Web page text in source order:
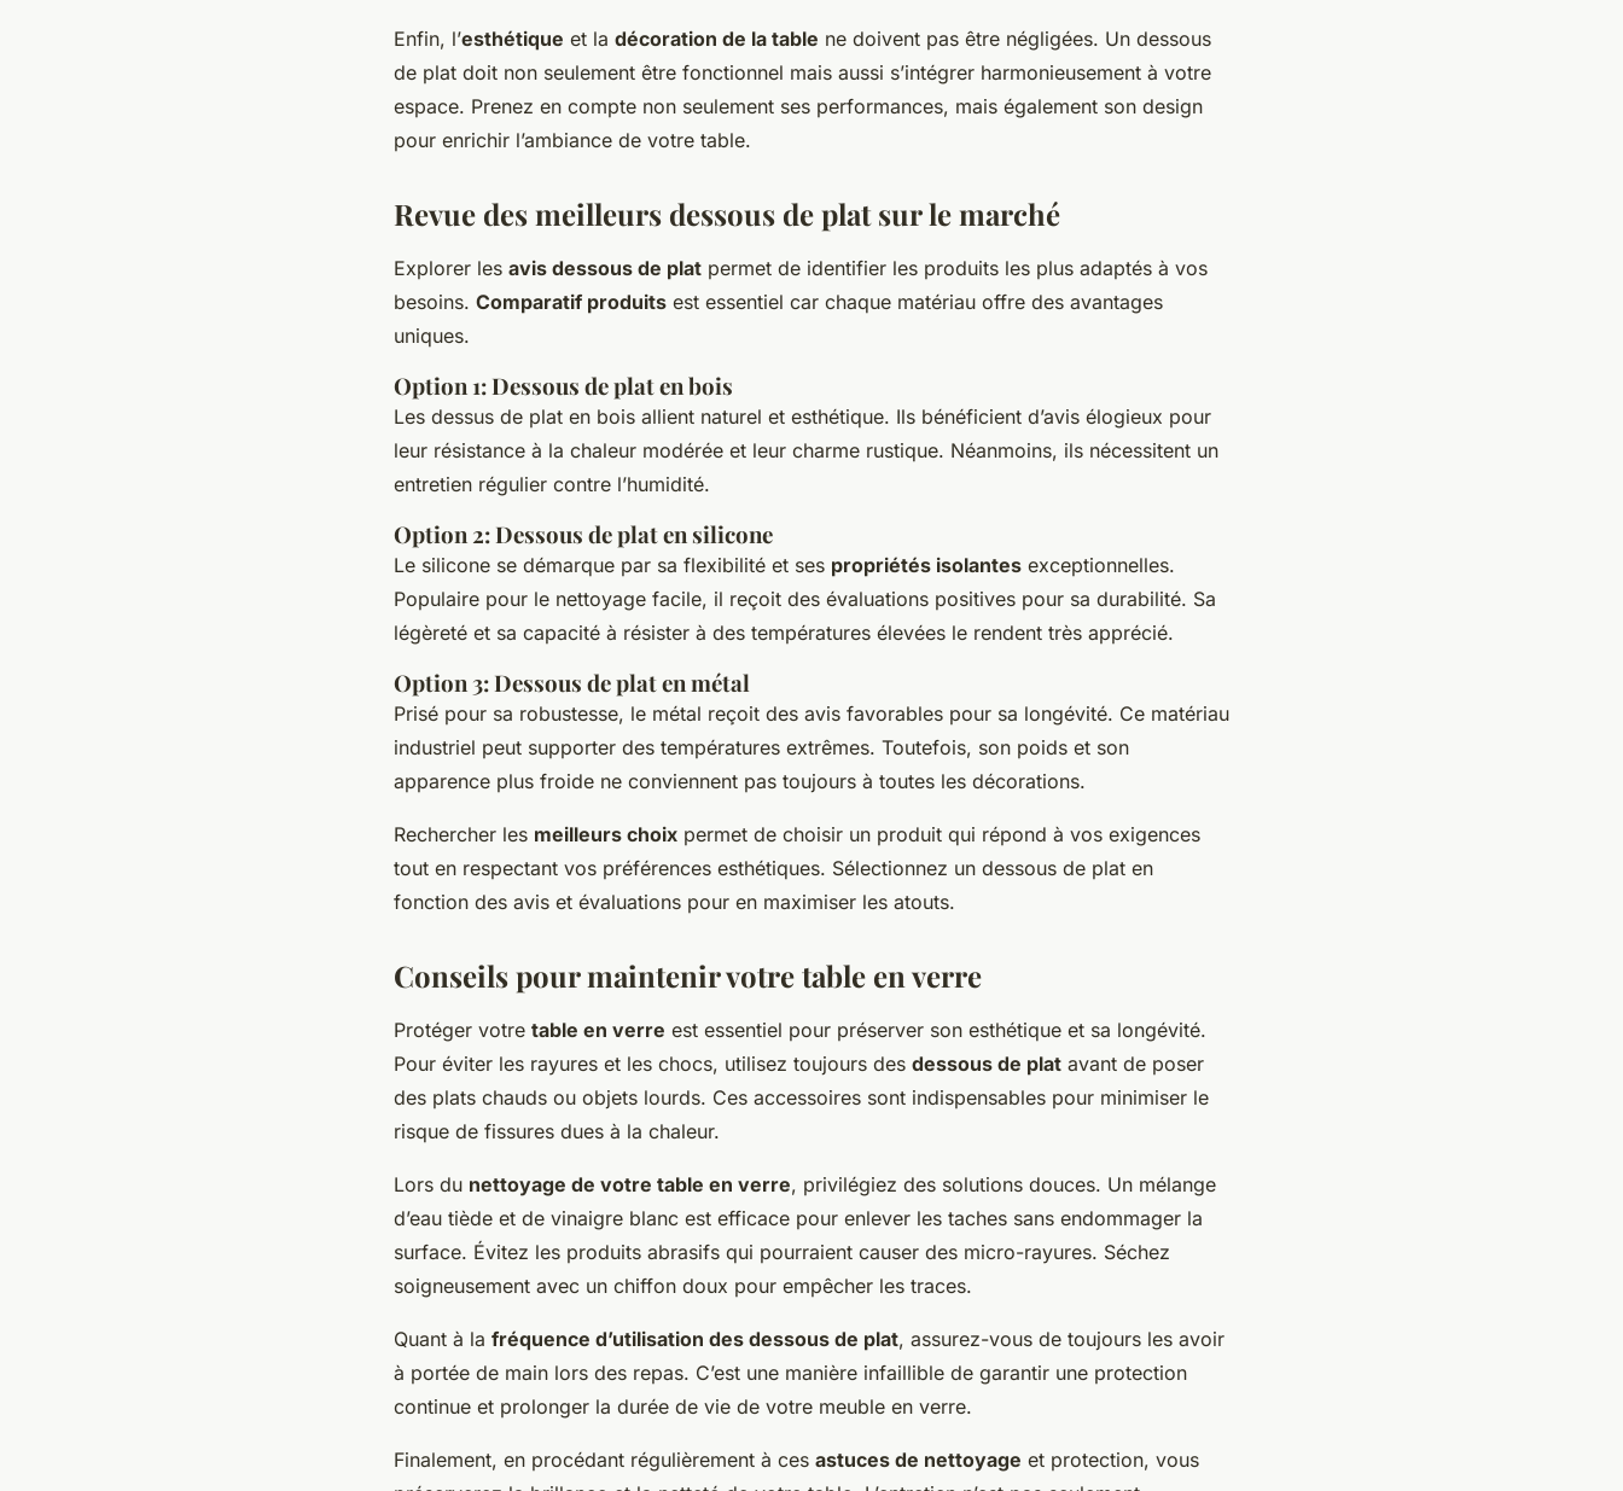
Enfin, l’esthétique et la décoration de la table ne doivent pas être négligées. Un dessous
de plat doit non seulement être fonctionnel mais aussi s’intégrer harmonieusement à votre
espace. Prenez en compte non seulement ses performances, mais également son design
pour enrichir l’ambiance de votre table.
Revue des meilleurs dessous de plat sur le marché
Explorer les avis dessous de plat permet de identifier les produits les plus adaptés à vos
besoins. Comparatif produits est essentiel car chaque matériau offre des avantages
uniques.
Option 1: Dessous de plat en bois
Les dessus de plat en bois allient naturel et esthétique. Ils bénéficient d’avis élogieux pour
leur résistance à la chaleur modérée et leur charme rustique. Néanmoins, ils nécessitent un
entretien régulier contre l’humidité.
Option 2: Dessous de plat en silicone
Le silicone se démarque par sa flexibilité et ses propriétés isolantes exceptionnelles.
Populaire pour le nettoyage facile, il reçoit des évaluations positives pour sa durabilité. Sa
légèreté et sa capacité à résister à des températures élevées le rendent très apprécié.
Option 3: Dessous de plat en métal
Prisé pour sa robustesse, le métal reçoit des avis favorables pour sa longévité. Ce matériau
industriel peut supporter des températures extrêmes. Toutefois, son poids et son
apparence plus froide ne conviennent pas toujours à toutes les décorations.
Rechercher les meilleurs choix permet de choisir un produit qui répond à vos exigences
tout en respectant vos préférences esthétiques. Sélectionnez un dessous de plat en
fonction des avis et évaluations pour en maximiser les atouts.
Conseils pour maintenir votre table en verre
Protéger votre table en verre est essentiel pour préserver son esthétique et sa longévité.
Pour éviter les rayures et les chocs, utilisez toujours des dessous de plat avant de poser
des plats chauds ou objets lourds. Ces accessoires sont indispensables pour minimiser le
risque de fissures dues à la chaleur.
Lors du nettoyage de votre table en verre, privilégiez des solutions douces. Un mélange
d’eau tiède et de vinaigre blanc est efficace pour enlever les taches sans endommager la
surface. Évitez les produits abrasifs qui pourraient causer des micro-rayures. Séchez
soigneusement avec un chiffon doux pour empêcher les traces.
Quant à la fréquence d’utilisation des dessous de plat, assurez-vous de toujours les avoir
à portée de main lors des repas. C’est une manière infaillible de garantir une protection
continue et prolonger la durée de vie de votre meuble en verre.
Finalement, en procédant régulièrement à ces astuces de nettoyage et protection, vous